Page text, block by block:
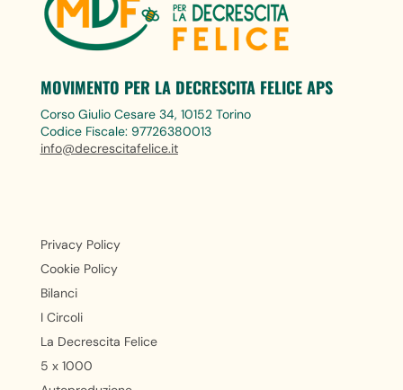
MOVIMENTO PER LA DECRESCITA FELICE APS
Corso Giulio Cesare 34, 10152 Torino
Codice Fiscale: 97726380013
info@decrescitafelice.it
Privacy Policy
Cookie Policy
Bilanci
I Circoli
La Decrescita Felice
5 x 1000